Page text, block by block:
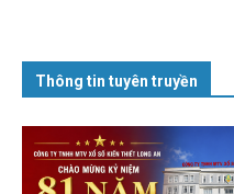
Thông tin tuyên truyền